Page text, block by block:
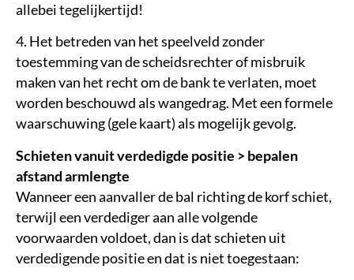
allebei tegelijkertijd!
4. Het betreden van het speelveld zonder
toestemming van de scheidsrechter of misbruik
maken van het recht om de bank te verlaten, moet
worden beschouwd als wangedrag. Met een formele
waarschuwing (gele kaart) als mogelijk gevolg.
Schieten vanuit verdedigde positie > bepalen
afstand armlengte
Wanneer een aanvaller de bal richting de korf schiet,
terwijl een verdediger aan alle volgende
voorwaarden voldoet, dan is dat schieten uit
verdedigende positie en dat is niet toegestaan: